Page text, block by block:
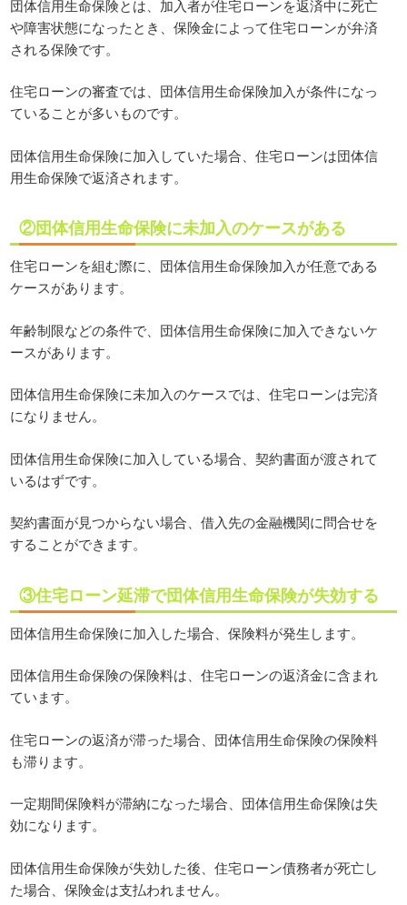
団体信用生命保険とは、加入者が住宅ローンを返済中に死亡
や障害状態になったとき、保険金によって住宅ローンが弁済
される保険です。
住宅ローンの審査では、団体信用生命保険加入が条件になっ
ていることが多いものです。
団体信用生命保険に加入していた場合、住宅ローンは団体信
用生命保険で返済されます。
②団体信用生命保険に未加入のケースがある
住宅ローンを組む際に、団体信用生命保険加入が任意である
ケースがあります。
年齢制限などの条件で、団体信用生命保険に加入できないケ
ースがあります。
団体信用生命保険に未加入のケースでは、住宅ローンは完済
になりません。
団体信用生命保険に加入している場合、契約書面が渡されて
いるはずです。
契約書面が見つからない場合、借入先の金融機関に問合せを
することができます。
③住宅ローン延滞で団体信用生命保険が失効する
団体信用生命保険に加入した場合、保険料が発生します。
団体信用生命保険の保険料は、住宅ローンの返済金に含まれ
ています。
住宅ローンの返済が滞った場合、団体信用生命保険の保険料
も滞ります。
一定期間保険料が滞納になった場合、団体信用生命保険は失
効になります。
団体信用生命保険が失効した後、住宅ローン債務者が死亡し
た場合、保険金は支払われません。